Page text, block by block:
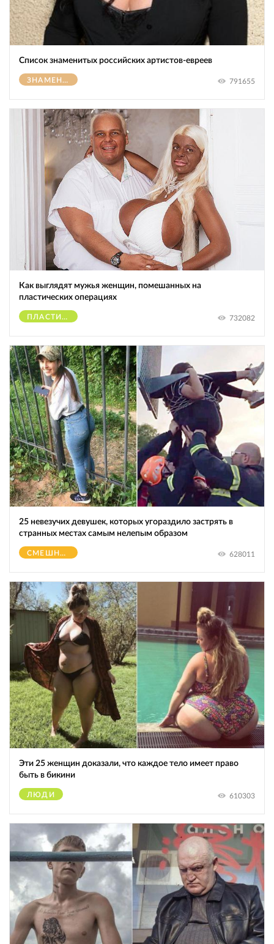
Список знаменитых российских артистов-евреев
ЗНАМЕНИТОСТИ 791655
Как выглядят мужья женщин, помешанных на
пластических операциях
ПЛАСТИЧЕСКИЕ ОПЕРАЦИИ 732082
25 невезучих девушек, которых угораздило застрять в
странных местах самым нелепым образом
СМЕШНОЕ 628011
Эти 25 женщин доказали, что каждое тело имеет право
быть в бикини
ЛЮДИ 610303